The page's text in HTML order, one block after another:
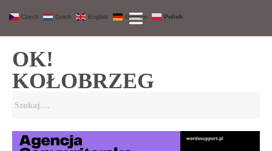
OK!
KOŁOBRZEG
Czech Dutch English German Polish